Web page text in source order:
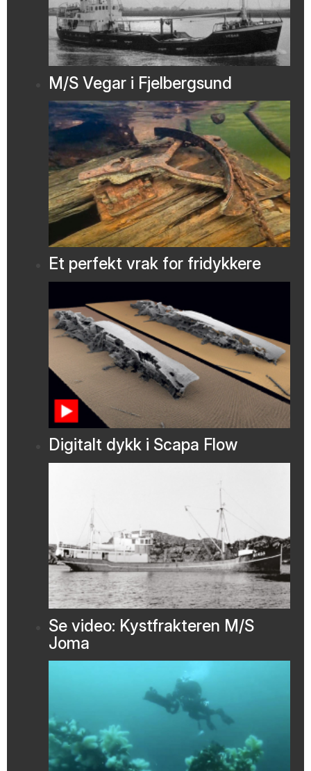
M/S Vegar i Fjelbergsund
Et perfekt vrak for fridykkere
Digitalt dykk i Scapa Flow
Se video: Kystfrakteren M/S
Joma